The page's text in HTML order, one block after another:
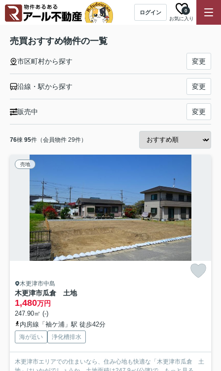
ログイン
お気に入り
0
売買おすすめ物件の一覧
市区町村から探す 変更
沿線・駅から探す 変更
販売中 変更
76棟 95件（会員物件 29件）
売地
木更津市中島
木更津市瓜倉 土地
1,480万円
247.90㎡ (-)
内房線「袖ケ浦」駅 徒歩42分
海が近い 浄化槽排水
木更津市エリアでの住まいなら、住み心地も快適な「木更津市瓜倉 土